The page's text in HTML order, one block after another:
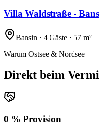
Villa Waldstraße -
Bansin · 4 Gäste · 57 m²
Warum Ostsee & Nordsee
Direkt beim
0 % Provision